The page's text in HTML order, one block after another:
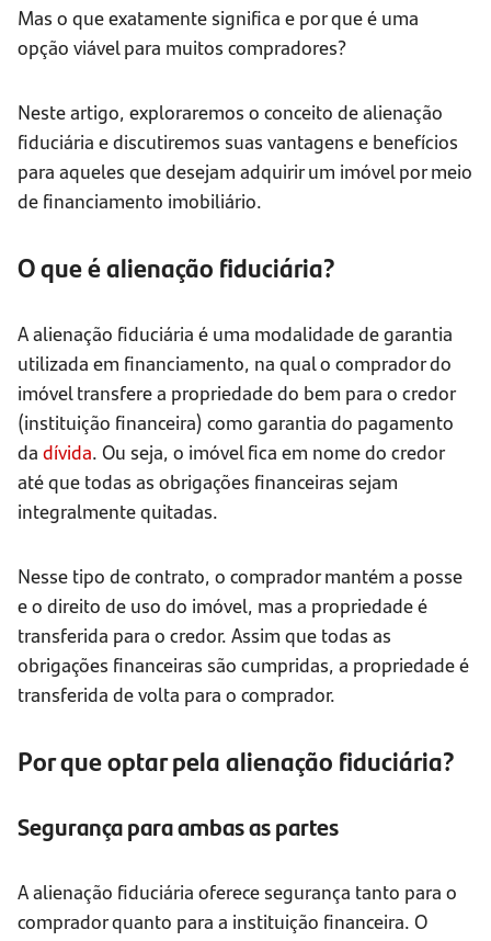
Mas o que exatamente significa e por que é uma
opção viável para muitos compradores?
Neste artigo, exploraremos o conceito de alienação
fiduciária e discutiremos suas vantagens e benefícios
para aqueles que desejam adquirir um imóvel por meio
de financiamento imobiliário.
O que é alienação fiduciária?
A alienação fiduciária é uma modalidade de garantia
utilizada em financiamento, na qual o comprador do
imóvel transfere a propriedade do bem para o credor
(instituição financeira) como garantia do pagamento
da dívida. Ou seja, o imóvel fica em nome do credor
até que todas as obrigações financeiras sejam
integralmente quitadas.
Nesse tipo de contrato, o comprador mantém a posse
e o direito de uso do imóvel, mas a propriedade é
transferida para o credor. Assim que todas as
obrigações financeiras são cumpridas, a propriedade é
transferida de volta para o comprador.
Por que optar pela alienação fiduciária?
Segurança para ambas as partes
A alienação fiduciária oferece segurança tanto para o
comprador quanto para a instituição financeira. O